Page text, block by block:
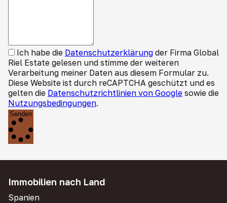
Ich habe die Datenschutzerklärung der Firma Global
Riel Estate gelesen und stimme der weiteren
Verarbeitung meiner Daten aus diesem Formular zu.
Diese Website ist durch reCAPTCHA geschützt und es
gelten die Datenschutzrichtlinien von Google sowie die
Nutzungsbedingungen.
Senden
Immobilien nach Land
Spanien